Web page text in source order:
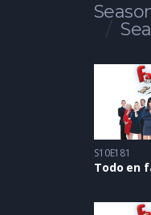
S10E181